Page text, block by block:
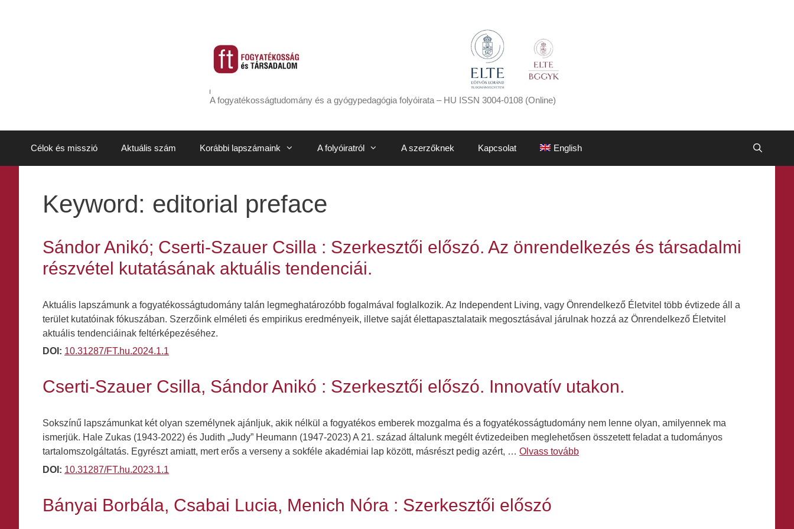
A fogyatékosságtudomány és a gyógypedagógia folyóirata – HU ISSN 3004-0108 (Online)
Célok és misszió Aktuális szám Korábbi lapszámaink A folyóiratról A szerzőknek Kapcsolat English
Keyword: editorial preface
Sándor Anikó; Cserti-Szauer Csilla : Szerkesztői előszó. Az önrendelkezés és társadalmi
részvétel kutatásának aktuális tendenciái.
Aktuális lapszámunk a fogyatékosságtudomány talán legmeghatározóbb fogalmával foglalkozik. Az Independent Living, vagy Önrendelkező Életvitel több évtizede áll a
terület kutatóinak fókuszában. Szerzőink elméleti és empirikus eredményeik, illetve saját élettapasztalataik megosztásával járulnak hozzá az Önrendelkező Életvitel
aktuális tendenciáinak feltérképezéséhez.
DOI: 10.31287/FT.hu.2024.1.1
Cserti-Szauer Csilla, Sándor Anikó : Szerkesztői előszó. Innovatív utakon.
Sokszínű lapszámunkat két olyan személynek ajánljuk, akik nélkül a fogyatékos emberek mozgalma és a fogyatékosságtudomány nem lenne olyan, amilyennek ma
ismerjük. Hale Zukas (1943-2022) és Judith „Judy” Heumann (1947-2023) A 21. század általunk megélt évtizedeiben meglehetősen összetett feladat a tudományos
tartalomszolgáltatás. Egyrészt amiatt, mert erős a verseny a sokféle akadémiai lap között, másrészt pedig azért, … Olvass tovább
DOI: 10.31287/FT.hu.2023.1.1
Bányai Borbála, Csabai Lucia, Menich Nóra : Szerkesztői előszó